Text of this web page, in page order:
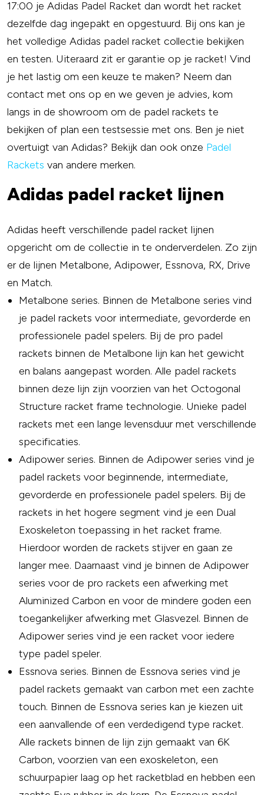
17:00 je Adidas Padel Racket dan wordt het racket
dezelfde dag ingepakt en opgestuurd. Bij ons kan je
het volledige Adidas padel racket collectie bekijken
en testen. Uiteraard zit er garantie op je racket! Vind
je het lastig om een keuze te maken? Neem dan
contact met ons op en we geven je advies, kom
langs in de showroom om de padel rackets te
bekijken of plan een testsessie met ons. Ben je niet
overtuigt van Adidas? Bekijk dan ook onze Padel
Rackets van andere merken.
Adidas padel racket lijnen
Adidas heeft verschillende padel racket lijnen
opgericht om de collectie in te onderverdelen. Zo zijn
er de lijnen Metalbone, Adipower, Essnova, RX, Drive
en Match.
Metalbone series. Binnen de Metalbone series vind
je padel rackets voor intermediate, gevorderde en
professionele padel spelers. Bij de pro padel
rackets binnen de Metalbone lijn kan het gewicht
en balans aangepast worden. Alle padel rackets
binnen deze lijn zijn voorzien van het Octogonal
Structure racket frame technologie. Unieke padel
rackets met een lange levensduur met verschillende
specificaties.
Adipower series. Binnen de Adipower series vind je
padel rackets voor beginnende, intermediate,
gevorderde en professionele padel spelers. Bij de
rackets in het hogere segment vind je een Dual
Exoskeleton toepassing in het racket frame.
Hierdoor worden de rackets stijver en gaan ze
langer mee. Daarnaast vind je binnen de Adipower
series voor de pro rackets een afwerking met
Aluminized Carbon en voor de mindere goden een
toegankelijker afwerking met Glasvezel. Binnen de
Adipower series vind je een racket voor iedere
type padel speler.
Essnova series. Binnen de Essnova series vind je
padel rackets gemaakt van carbon met een zachte
touch. Binnen de Essnova series kan je kiezen uit
een aanvallende of een verdedigend type racket.
Alle rackets binnen de lijn zijn gemaakt van 6K
Carbon, voorzien van een exoskeleton, een
schuurpapier laag op het racketblad en hebben een